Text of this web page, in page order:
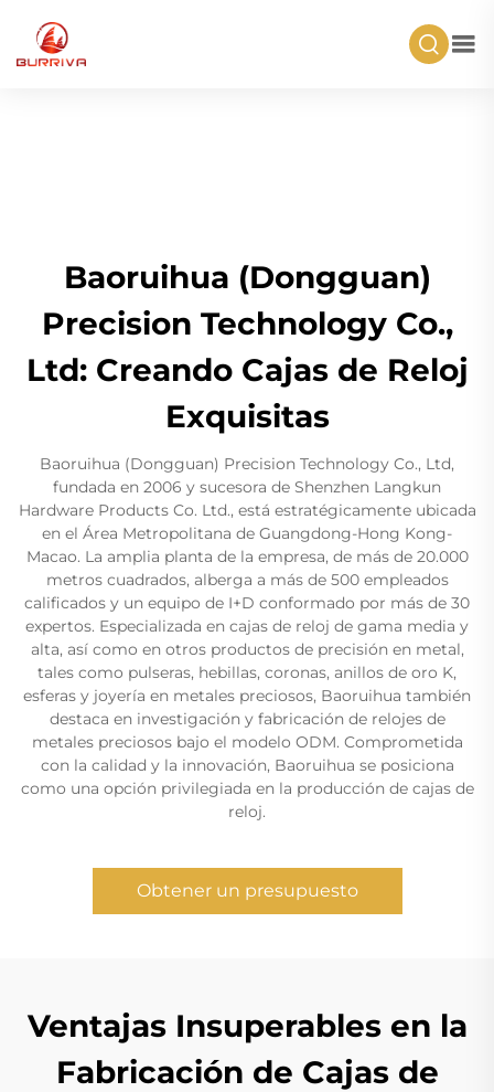
Baoruihua (Dongguan)
Precision Technology Co.,
Ltd: Creando Cajas de Reloj
Exquisitas
Baoruihua (Dongguan) Precision Technology Co., Ltd,
fundada en 2006 y sucesora de Shenzhen Langkun
Hardware Products Co. Ltd., está estratégicamente ubicada
en el Área Metropolitana de Guangdong-Hong Kong-
Macao. La amplia planta de la empresa, de más de 20.000
metros cuadrados, alberga a más de 500 empleados
calificados y un equipo de I+D conformado por más de 30
expertos. Especializada en cajas de reloj de gama media y
alta, así como en otros productos de precisión en metal,
tales como pulseras, hebillas, coronas, anillos de oro K,
esferas y joyería en metales preciosos, Baoruihua también
destaca en investigación y fabricación de relojes de
metales preciosos bajo el modelo ODM. Comprometida
con la calidad y la innovación, Baoruihua se posiciona
como una opción privilegiada en la producción de cajas de
reloj.
Obtener un presupuesto
Ventajas Insuperables en la
Fabricación de Cajas de